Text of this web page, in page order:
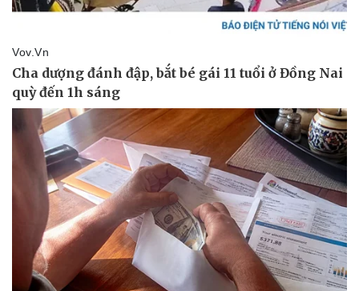
Văn hóa
Sân khấu - Điện ảnh
Văn học
Giải trí
Nghệ sĩ
Thời trang